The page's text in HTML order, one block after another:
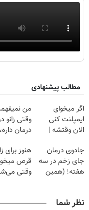
مطالب پیشنهادی
اگر میخوای
ایمپلنت کنی
الان وقتشه |
میلیون تومان!!!
من
وقتی زانو
درمان
تحمل
جادوی درمان
جای زخم در سه
هفته! (همین
هنوز برای
قرص
وقتی
نظر شما